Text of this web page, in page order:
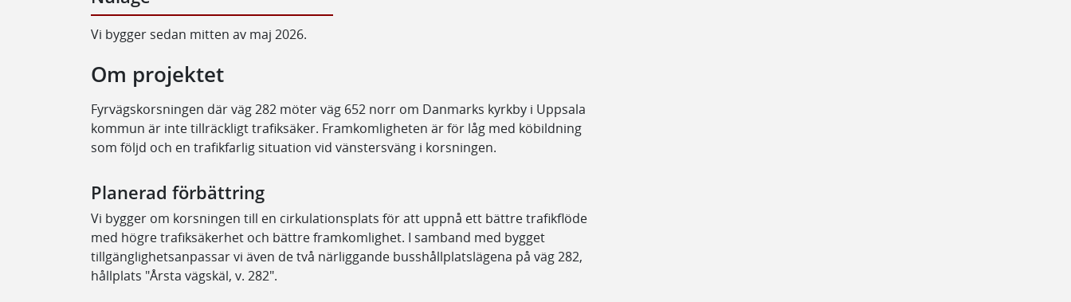
Vi bygger sedan mitten av maj 2026.
Om projektet
Fyrvägskorsningen där väg 282 möter väg 652 norr om Danmarks kyrkby i Uppsala
kommun är inte tillräckligt trafiksäker. Framkomligheten är för låg med köbildning
som följd och en trafikfarlig situation vid vänstersväng i korsningen.
Planerad förbättring
Vi bygger om korsningen till en cirkulationsplats för att uppnå ett bättre trafikflöde
med högre trafiksäkerhet och bättre framkomlighet. I samband med bygget
tillgänglighetsanpassar vi även de två närliggande busshållplatslägena på väg 282,
hållplats "Årsta vägskäl, v. 282".